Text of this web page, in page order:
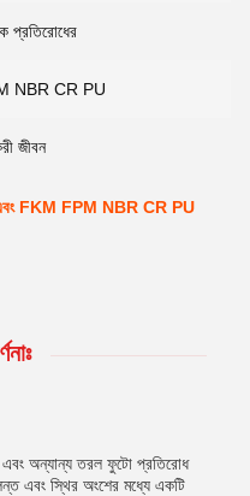
প্রতিরোধের
NBR CR PU
জীবন
এবং FKM FPM NBR CR PU
এবং অন্যান্য তরল ফুটো প্রতিরোধ
এবং স্থির অংশের মধ্যে একটি